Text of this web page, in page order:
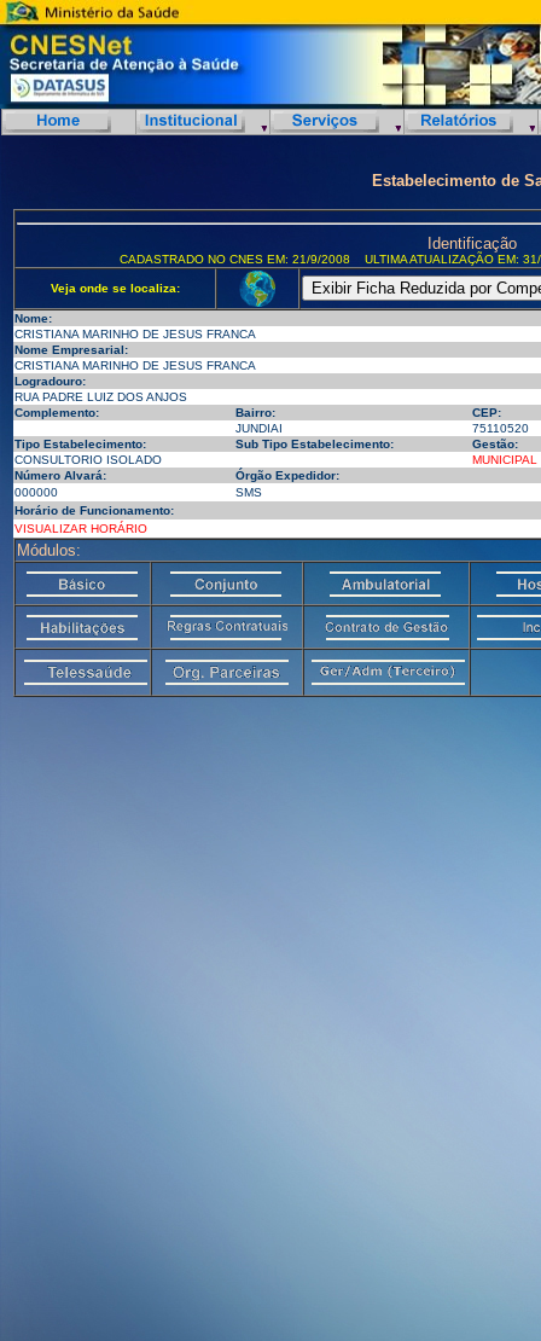
Estabelecimento de
Identificação
CADASTRADO NO CNES EM: 21/9/2008 ULTIMA ATUALIZAÇÃO EM:
Veja onde se localiza:
Nome:
CRISTIANA MARINHO DE JESUS FRANCA
Nome Empresarial:
CRISTIANA MARINHO DE JESUS FRANCA
Logradouro:
RUA PADRE LUIZ DOS ANJOS
Complemento:
Bairro:
CEP:
JUNDIAI
75110520
Tipo Estabelecimento:
Sub Tipo Estabelecimento:
Gestão:
CONSULTORIO ISOLADO
MUNICIPAL
Número Alvará:
Órgão Expedidor:
000000
SMS
Horário de Funcionamento:
VISUALIZAR HORÁRIO
Módulos: